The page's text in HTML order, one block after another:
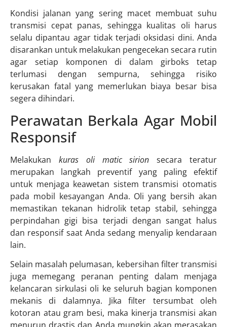
Kondisi jalanan yang sering macet membuat suhu
transmisi cepat panas, sehingga kualitas oli harus
selalu dipantau agar tidak terjadi oksidasi dini. Anda
disarankan untuk melakukan pengecekan secara rutin
agar setiap komponen di dalam girboks tetap
terlumasi dengan sempurna, sehingga risiko
kerusakan fatal yang memerlukan biaya besar bisa
segera dihindari.
Perawatan Berkala Agar Mobil
Responsif
Melakukan kuras oli matic sirion secara teratur
merupakan langkah preventif yang paling efektif
untuk menjaga keawetan sistem transmisi otomatis
pada mobil kesayangan Anda. Oli yang bersih akan
memastikan tekanan hidrolik tetap stabil, sehingga
perpindahan gigi bisa terjadi dengan sangat halus
dan responsif saat Anda sedang menyalip kendaraan
lain.
Selain masalah pelumasan, kebersihan filter transmisi
juga memegang peranan penting dalam menjaga
kelancaran sirkulasi oli ke seluruh bagian komponen
mekanis di dalamnya. Jika filter tersumbat oleh
kotoran atau gram besi, maka kinerja transmisi akan